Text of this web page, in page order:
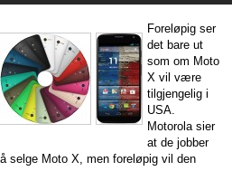
Foreløpig ser
det bare ut
som om Moto
X vil være
tilgjengelig i
USA.
Motorola sier
at de jobber
selge Moto X, men foreløpig vil den